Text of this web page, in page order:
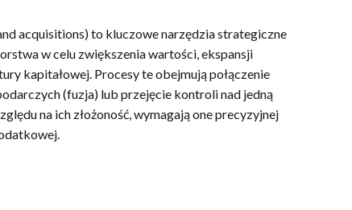
acquisitions) to kluczowe narzędzia strategiczne
w celu zwiększenia wartości, ekspansji
kapitałowej. Procesy te obejmują połączenie
(fuzja) lub przejęcie kontroli nad jedną
na ich złożoność, wymagają one precyzyjnej